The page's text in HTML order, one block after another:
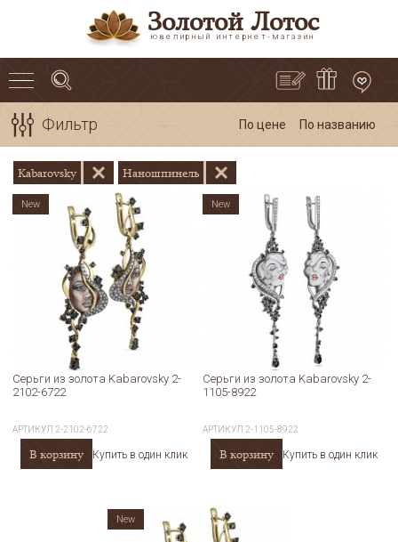
Золотой Лотос
ювелирный интернет-магазин
Фильтр По цене По названию
Kabarovsky Наношпинель
Серьги из золота Kabarovsky 2-
2102-6722
АРТИКУЛ 2-2102-6722
В корзину Купить в один клик
New
Серьги из золота Kabarovsky 2-
1105-8922
АРТИКУЛ 2-1105-8922
В корзину Купить в один клик
New
New